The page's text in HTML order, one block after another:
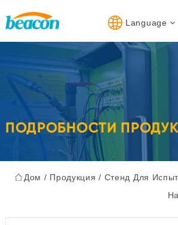
Language
ПОДРОБНОСТИ
Дом / Продукция / Стенд Для